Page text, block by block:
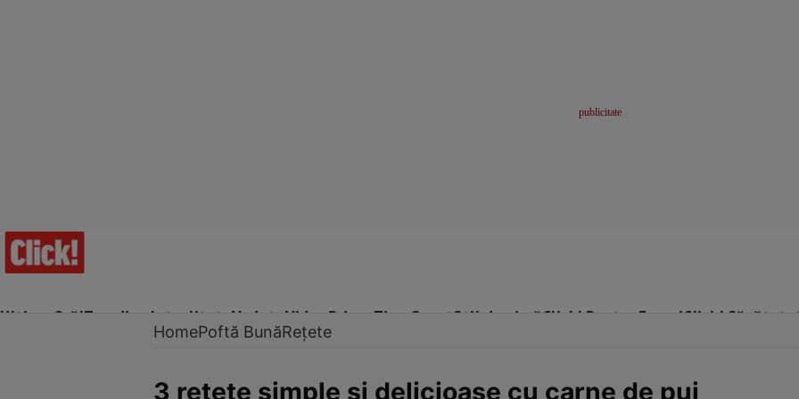
Ultima Oră!Trending Actualitate Vedete Video Prime Time SportStil de viațăClick! Pentru FemeiClick! Sănătate
HomePoftă BunăRețete
3 reţete simple şi delicioase cu carne de pui